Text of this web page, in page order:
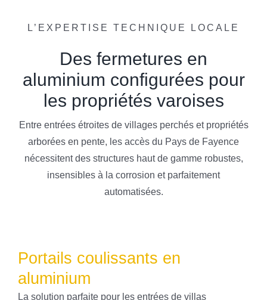
L’EXPERTISE TECHNIQUE LOCALE
Des fermetures en
aluminium configurées pour
les propriétés varoises
Entre entrées étroites de villages perchés et propriétés
arborées en pente, les accès du Pays de Fayence
nécessitent des structures haut de gamme robustes,
insensibles à la corrosion et parfaitement
automatisées.
Portails coulissants en
aluminium
La solution parfaite pour les entrées de villas